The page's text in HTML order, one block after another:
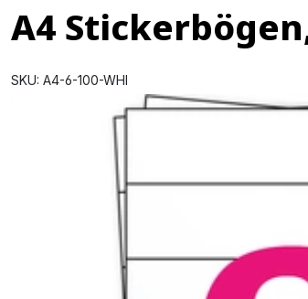
A4
SKU: A4-6-100-WHI